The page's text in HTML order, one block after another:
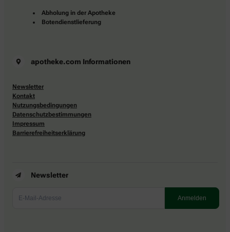
Abholung in der Apotheke
Botendienstlieferung
apotheke.com Informationen
Newsletter
Kontakt
Nutzungsbedingungen
Datenschutzbestimmungen
Impressum
Barrierefreiheitserklärung
Newsletter